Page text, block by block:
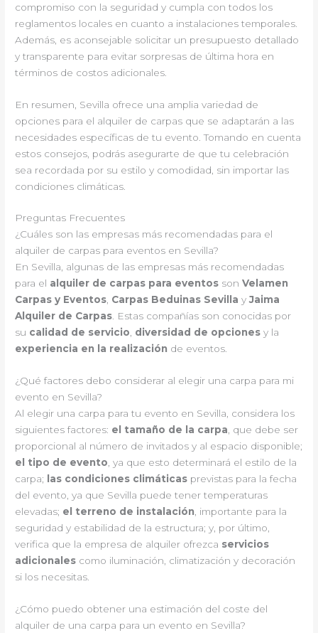
compromiso con la seguridad y cumpla con todos los
reglamentos locales en cuanto a instalaciones temporales.
Además, es aconsejable solicitar un presupuesto detallado
y transparente para evitar sorpresas de última hora en
términos de costos adicionales.
En resumen, Sevilla ofrece una amplia variedad de
opciones para el alquiler de carpas que se adaptarán a las
necesidades específicas de tu evento. Tomando en cuenta
estos consejos, podrás asegurarte de que tu celebración
sea recordada por su estilo y comodidad, sin importar las
condiciones climáticas.
Preguntas Frecuentes
¿Cuáles son las empresas más recomendadas para el
alquiler de carpas para eventos en Sevilla?
En Sevilla, algunas de las empresas más recomendadas
para el alquiler de carpas para eventos sonVelamen
Carpas y Eventos, Carpas Beduinas Sevilla yJaima
Alquiler de Carpas. Estas compañías son conocidas por
su calidad de servicio, diversidad de opciones y la
experiencia en la realización de eventos.
¿Qué factores debo considerar al elegir una carpa para mi
evento en Sevilla?
Al elegir una carpa para tu evento en Sevilla, considera los
siguientes factores: el tamaño de la carpa, que debe ser
proporcional al número de invitados y al espacio disponible;
el tipo de evento, ya que esto determinará el estilo de la
carpa;
las condiciones climáticas previstas para la fecha
del evento, ya que Sevilla puede tener temperaturas
elevadas; el terreno de instalación, importante para la
seguridad y estabilidad de la estructura; y, por último,
verifica que la empresa de alquiler ofrezca servicios
adicionales como iluminación, climatización y decoración
si los necesitas.
¿Cómo puedo obtener una estimación del coste del
alquiler de una carpa para un evento en Sevilla?